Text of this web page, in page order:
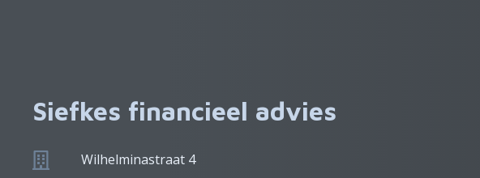
Siefkes financieel advies
Wilhelminastraat 4